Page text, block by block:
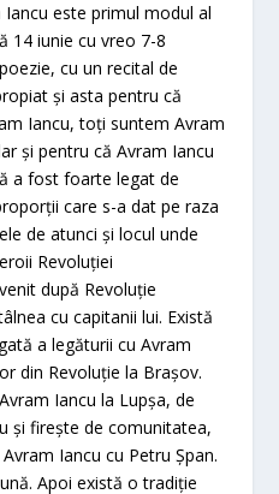
este primul modul al
14 iunie cu vreo 7-8
cu un recital de
și asta pentru că
Iancu, toți suntem Avram
și pentru că Avram Iancu
a fost foarte legat de
care s-a dat pe raza
de atunci și locul unde
Revoluției
după Revoluție
cu capitanii lui. Există
a legăturii cu Avram
din Revoluție la Brașov.
Iancu la Lupșa, de
și firește de comunitatea,
Iancu cu Petru Șpan.
Apoi există o tradiție